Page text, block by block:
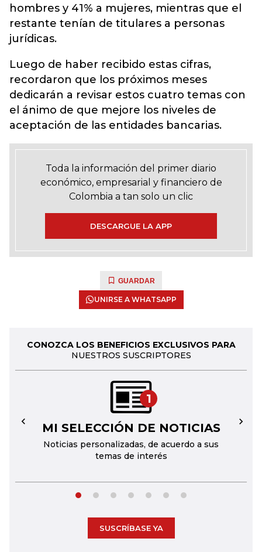
hombres y 41% a mujeres, mientras que el
restante tenían de titulares a personas
jurídicas.
Luego de haber recibido estas cifras,
recordaron que los próximos meses
dedicarán a revisar estos cuatro temas con
el ánimo de que mejore los niveles de
aceptación de las entidades bancarias.
Toda la información del primer diario
económico, empresarial y financiero de
Colombia a tan solo un clic
DESCARGUE LA APP
GUARDAR
UNIRSE A WHATSAPP
CONOZCA LOS BENEFICIOS EXCLUSIVOS PARA
NUESTROS SUSCRIPTORES
1
MI SELECCIÓN DE NOTICIAS
Noticias personalizadas, de acuerdo a sus
temas de interés
← →
SUSCRÍBASE YA